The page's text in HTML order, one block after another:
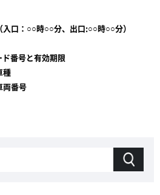
口：○○時○○分、出口:○○時○○分）
番号と有効期限
種
両番号